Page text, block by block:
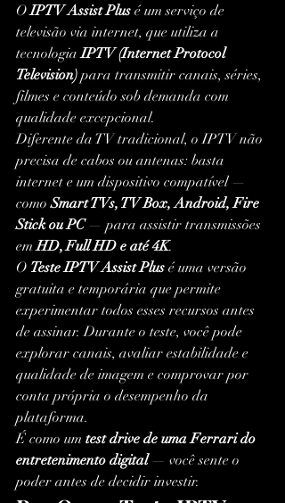
O IPTV Assist Plus é um serviço de
televisão via internet, que utiliza a
tecnologia IPTV (Internet Protocol
Television) para transmitir canais, séries,
filmes e conteúdo sob demanda com
qualidade excepcional.
Diferente da TV tradicional, o IPTV não
precisa de cabos ou antenas: basta
internet e um dispositivo compatível —
como Smart TVs, TV Box, Android, Fire
Stick ou PC — para assistir transmissões
em HD, Full HD e até 4K.
O Teste IPTV Assist Plus é uma versão
gratuita e temporária que permite
experimentar todos esses recursos antes
de assinar. Durante o teste, você pode
explorar canais, avaliar estabilidade e
qualidade de imagem e comprovar por
conta própria o desempenho da
plataforma.
É como um test drive de uma Ferrari do
entretenimento digital — você sente o
poder antes de decidir investir.